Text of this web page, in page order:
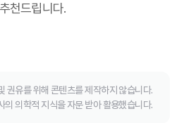
천드립니다.
권유를 위해 콘텐츠를 제작하지 않습니다.
의 의학적 지식을 자문 받아 활용했습니다.